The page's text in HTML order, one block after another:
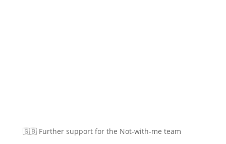
🇬🇧 Further support for the Not-with-me team